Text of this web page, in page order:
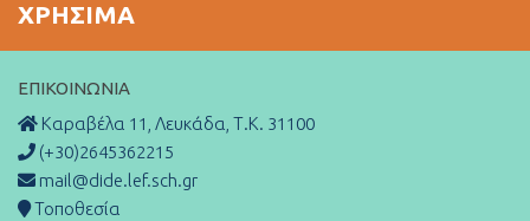
ΧΡΉΣΙΜΑ
ΕΠΙΚΟΙΝΩΝΊΑ
Καραβέλα 11, Λευκάδα, Τ.Κ. 31100
(+30)2645362215
mail@dide.lef.sch.gr
Τοποθεσία